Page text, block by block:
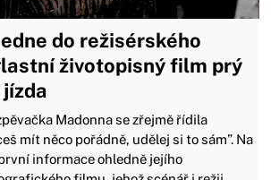
do režisérského
životopisný film prý
Madonna se zřejmě řídila
mít něco pořádně, udělej si to sám”. Na
informace ohledně jejího